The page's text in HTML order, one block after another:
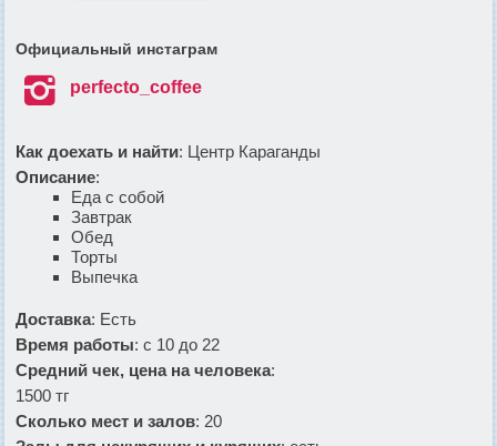
Официальный инстаграм
 perfecto_coffee
Как доехать и найти: Центр Караганды
Описание:
Еда с собой
Завтрак
Обед
Торты
Выпечка
Доставка: Есть
Время работы: с 10 до 22
Средний чек, цена на человека:
1500 тг
Сколько мест и залов: 20